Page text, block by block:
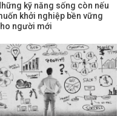
kỹ năng sống còn nếu
khởi nghiệp bền vững
người mới